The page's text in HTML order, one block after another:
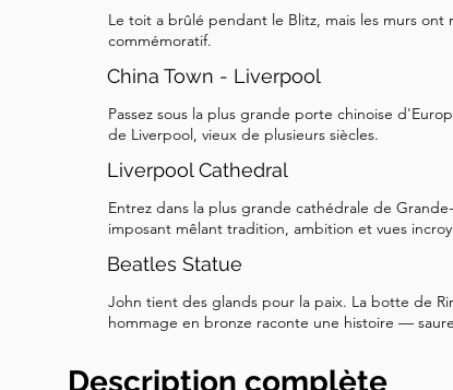
Le toit a brûlé pendant le Blitz, mais les murs
commémoratif.
China Town - Liverpool
Passez sous la plus grande porte chinoise
de Liverpool, vieux de plusieurs siècles.
Liverpool Cathedral
Entrez dans la plus grande cathédrale de
imposant mêlant tradition, ambition et vues
Beatles Statue
John tient des glands pour la paix. La botte de
hommage en bronze raconte une histoire —
Description complète